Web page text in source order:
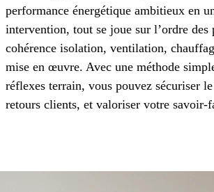
performance énergétique ambitieux en
intervention, tout se joue sur l’ordre des
cohérence isolation, ventilation,
mise en œuvre. Avec une méthode
réflexes terrain, vous pouvez sécuriser
retours clients, et valoriser votre savoir-